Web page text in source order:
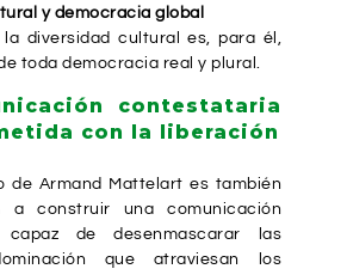
y democracia global
la diversidad cultural es, para él,
toda democracia real y plural.
contestataria
con la liberación
de Armand Mattelart es también
a construir una comunicación
capaz de desenmascarar las
que atraviesan los